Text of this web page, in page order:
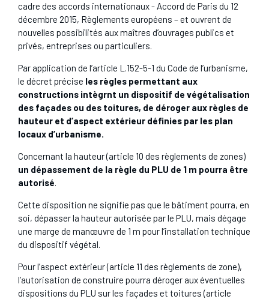
cadre des accords internationaux - Accord de Paris du 12
décembre 2015, Règlements européens – et ouvrent de
nouvelles possibilités aux maîtres d’ouvrages publics et
privés, entreprises ou particuliers.
Par application de l’article L.152-5-1 du Code de l’urbanisme,
le décret précise les règles permettant aux
constructions intègrnt un dispositif de végétalisation
des façades ou des toitures, de déroger aux règles de
hauteur et d’aspect extérieur définies par les plan
locaux d’urbanisme.
Concernant la hauteur (article 10 des règlements de zones)
un dépassement de la règle du PLU de 1 m pourra être
autorisé.
Cette disposition ne signifie pas que le bâtiment pourra, en
soi, dépasser la hauteur autorisée par le PLU, mais dégage
une marge de manœuvre de 1 m pour l’installation technique
du dispositif végétal.
Pour l’aspect extérieur (article 11 des règlements de zone),
l’autorisation de construire pourra déroger aux éventuelles
dispositions du PLU sur les façades et toitures (article